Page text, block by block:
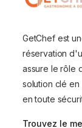
GetChef est
réservation
assure le rôle
solution clé
en toute
Trouvez le